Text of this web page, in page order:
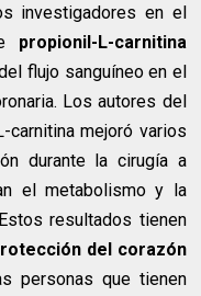
investigadores en el
propionil-L-carnitina
flujo sanguíneo en el
Los autores del
carnitina mejoró varios
durante la cirugía a
el metabolismo y la
resultados tienen
del corazón
personas que tienen